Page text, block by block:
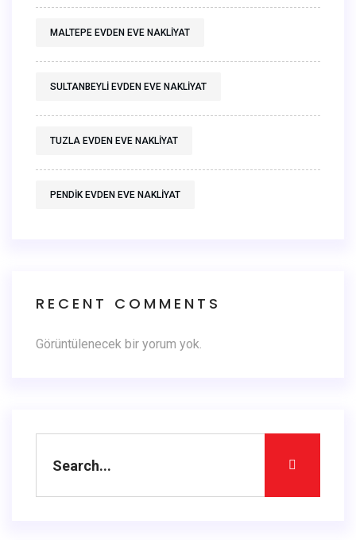
MALTEPE EVDEN EVE NAKLIYAT
SULTANBEYLI EVDEN EVE NAKLIYAT
TUZLA EVDEN EVE NAKLIYAT
PENDIK EVDEN EVE NAKLIYAT
RECENT COMMENTS
Görüntülenecek bir yorum yok.